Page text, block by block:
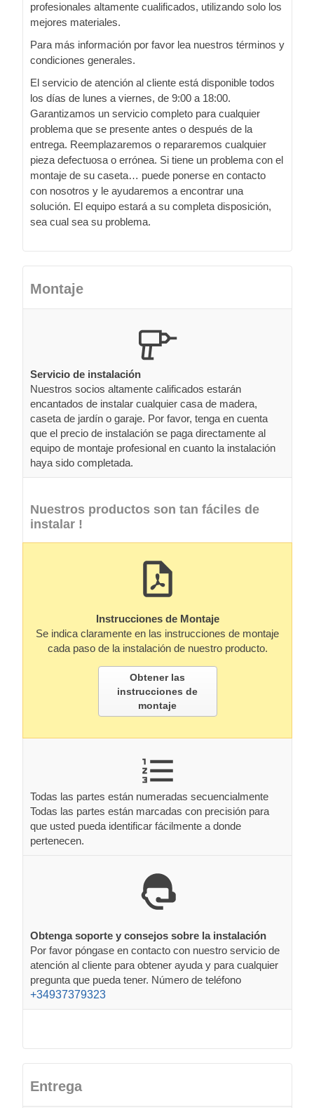
profesionales altamente cualificados, utilizando solo los
mejores materiales.
Para más información por favor lea nuestros términos y
condiciones generales.
El servicio de atención al cliente está disponible todos
los días de lunes a viernes, de 9:00 a 18:00.
Garantizamos un servicio completo para cualquier
problema que se presente antes o después de la
entrega. Reemplazaremos o repararemos cualquier
pieza defectuosa o errónea. Si tiene un problema con el
montaje de su caseta… puede ponerse en contacto
con nosotros y le ayudaremos a encontrar una
solución. El equipo estará a su completa disposición,
sea cual sea su problema.
Montaje
Servicio de instalación
Nuestros socios altamente calificados estarán
encantados de instalar cualquier casa de madera,
caseta de jardín o garaje. Por favor, tenga en cuenta
que el precio de instalación se paga directamente al
equipo de montaje profesional en cuanto la instalación
haya sido completada.
Nuestros productos son tan fáciles de
instalar !
Instrucciones de Montaje
Se indica claramente en las instrucciones de montaje
cada paso de la instalación de nuestro producto.
Obtener las
instrucciones de
montaje
Todas las partes están numeradas secuencialmente
Todas las partes están marcadas con precisión para
que usted pueda identificar fácilmente a donde
pertenecen.
Obtenga soporte y consejos sobre la instalación
Por favor póngase en contacto con nuestro servicio de
atención al cliente para obtener ayuda y para cualquier
pregunta que pueda tener. Número de teléfono
+34937379323
Entrega